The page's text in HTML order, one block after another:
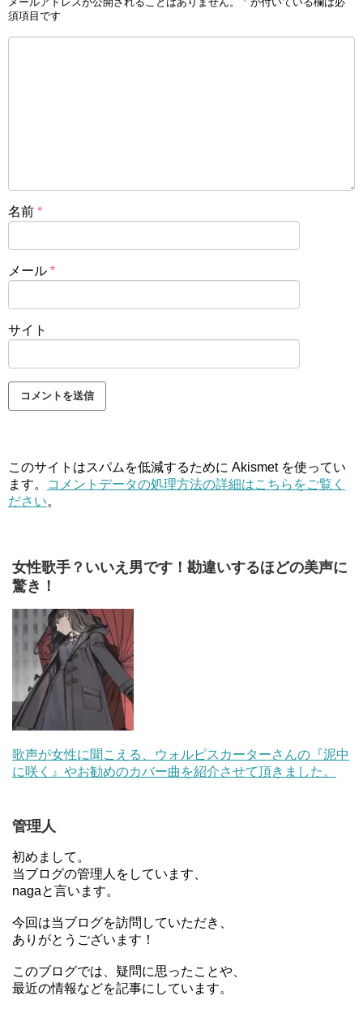
須項目です
名前 *
メール *
サイト
このサイトはスパムを低減するために Akismet を使ってい
ます。
コメントデータの処理方法の詳細はこちらをご覧く
ださい。
女性歌手？いいえ男です！勘違いするほどの美声に
驚き！
歌声が女性に聞こえる、ウォルピスカーターさんの『泥中
に咲く』やお勧めのカバー曲を紹介させて頂きました。
管理人
初めまして。
当ブログの管理人をしています、
nagaと言います。
今回は当ブログを訪問していただき、
ありがとうございます！
このブログでは、疑問に思ったことや、
最近の情報などを記事にしています。